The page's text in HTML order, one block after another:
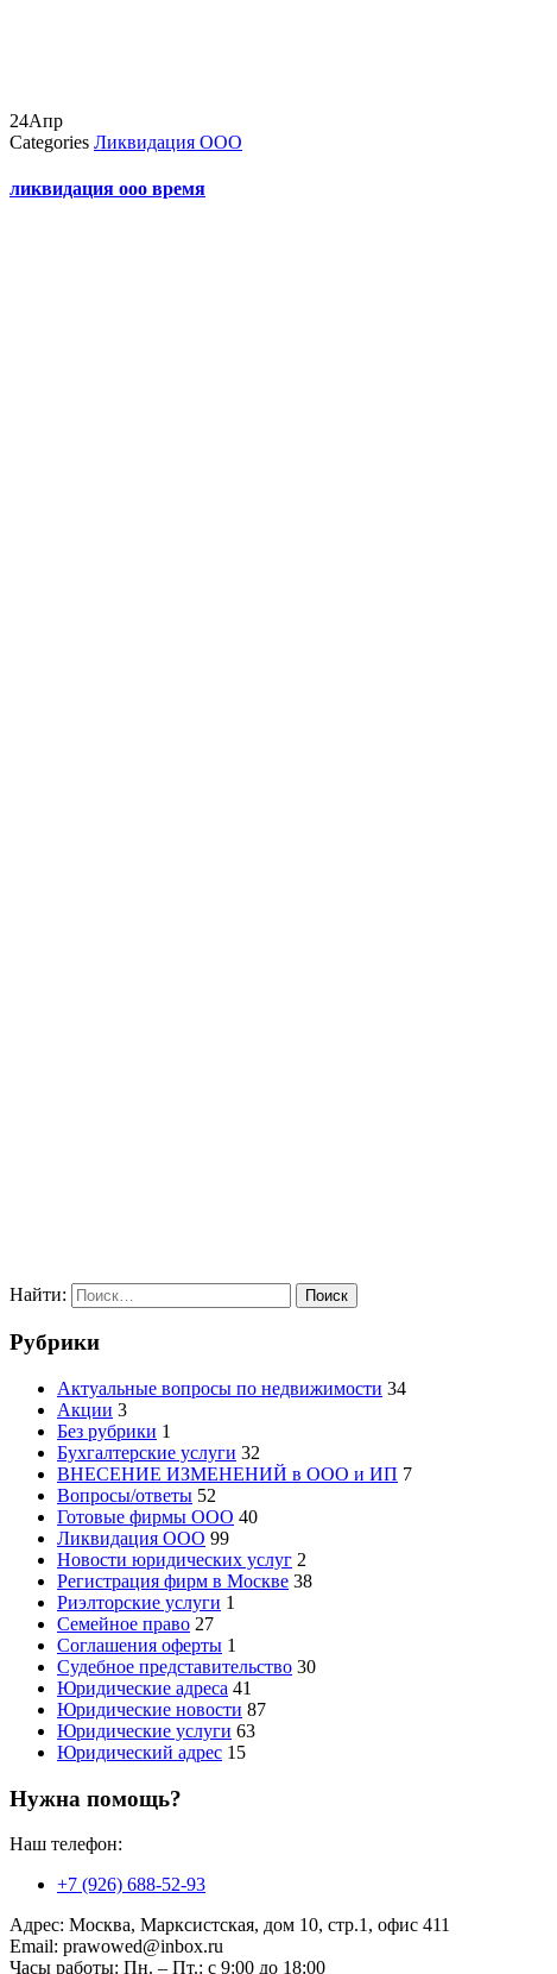
24Апр
Categories Ликвидация ООО
ликвидация ооо время
Найти:
Рубрики
Актуальные вопросы по недвижимости 34
Акции 3
Без рубрики 1
Бухгалтерские услуги 32
ВНЕСЕНИЕ ИЗМЕНЕНИЙ в ООО и ИП 7
Вопросы/ответы 52
Готовые фирмы ООО 40
Ликвидация ООО 99
Новости юридических услуг 2
Регистрация фирм в Москве 38
Риэлторские услуги 1
Семейное право 27
Соглашения оферты 1
Судебное представительство 30
Юридические адреса 41
Юридические новости 87
Юридические услуги 63
Юридический адрес 15
Нужна помощь?
Наш телефон:
+7 (926) 688-52-93
Адрес: Москва, Марксистская, дом 10, стр.1, офис 411
Email: prawowed@inbox.ru
Часы работы: Пн. – Пт.: с 9:00 до 18:00